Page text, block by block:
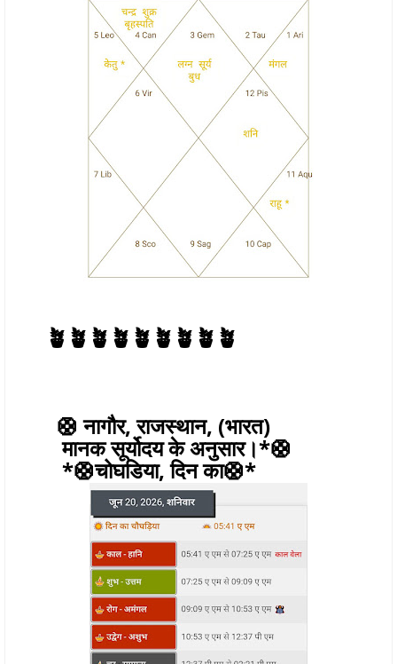
🪴🪴🪴🪴🪴🪴🪴🪴🪴
🛟 नागौर, राजस्थान, (भारत)
मानक सूर्योदय के अनुसार।*🛟
*🛟चोघडिया, दिन का🛟*